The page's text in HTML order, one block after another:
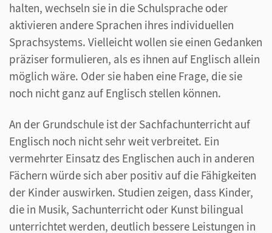
halten, wechseln sie in die Schulsprache oder
aktivieren andere Sprachen ihres individuellen
Sprachsystems. Vielleicht wollen sie einen Gedanken
präziser formulieren, als es ihnen auf Englisch allein
möglich wäre. Oder sie haben eine Frage, die sie
noch nicht ganz auf Englisch stellen können.
An der Grundschule ist der Sachfachunterricht auf
Englisch noch nicht sehr weit verbreitet. Ein
vermehrter Einsatz des Englischen auch in anderen
Fächern würde sich aber positiv auf die Fähigkeiten
der Kinder auswirken. Studien zeigen, dass Kinder,
die in Musik, Sachunterricht oder Kunst bilingual
unterrichtet werden, deutlich bessere Leistungen in